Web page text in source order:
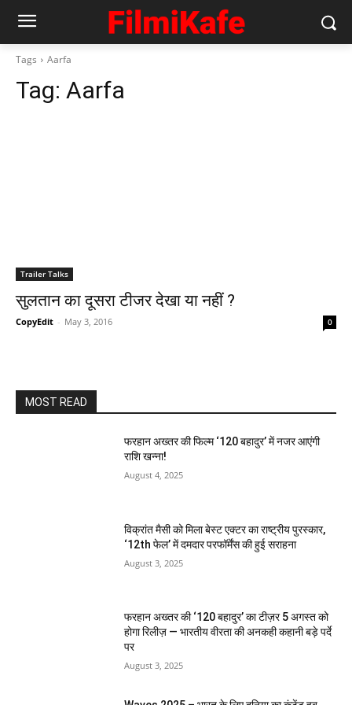
Tags Aarfa
Tag: Aarfa
Trailer Talks
सुलतान का दूसरा टीजर देखा या नहीं ?
CopyEdit - May 3, 2016 0
MOST READ
फरहान अख्तर की फिल्म ‘120 बहादुर’ में नजर आएंगी
राशि खन्ना!
August 4, 2025
विक्रांत मैसी को मिला बेस्ट एक्टर का राष्ट्रीय पुरस्कार,
‘12th फेल’ में दमदार परफॉर्मेंस की हुई सराहना
August 3, 2025
फरहान अख्तर की ‘120 बहादुर’ का टीज़र 5 अगस्त को
होगा रिलीज़ — भारतीय वीरता की अनकही कहानी बड़े पर्दे
पर
August 3, 2025